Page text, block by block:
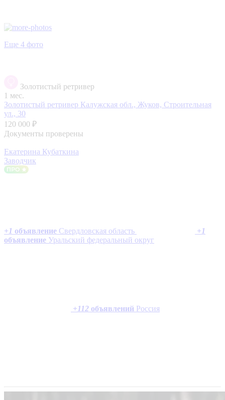
Еще 4 фото
Золотистый ретривер
1 мес.
Золотистый ретривер Калужская обл., Жуков, Строительная
ул., 30
120 000 ₽
Документы проверены
Екатерина Кубаткина
Заводчик
+1 объявление Свердловская область +1
объявление Уральский федеральный округ
+112 объявлений Россия